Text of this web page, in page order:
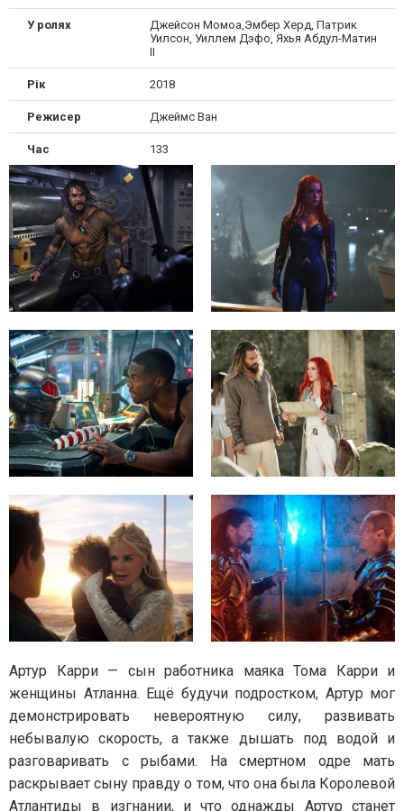
У ролях
Джейсон Момоа,Эмбер Херд, Патрик
Уилсон, Уиллем Дэфо, Яхья Абдул-Матин
II
Рік 2018
Режисер Джеймс Ван
Час 133
Артур Карри — сын работника маяка Тома Карри и
женщины Атланна. Ещё будучи подростком, Артур мог
демонстрировать невероятную силу, развивать
небывалую скорость, а также дышать под водой и
разговаривать с рыбами. На смертном одре мать
раскрывает сыну правду о том, что она была Королевой
Атлантиды в изгнании, и что однажды Артур станет